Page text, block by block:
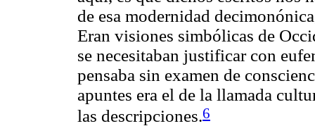
de esa modernidad
Eran visiones simbólicas de
se necesitaban justificar con
pensaba sin examen de
apuntes era el de la llamada
las descripciones.6